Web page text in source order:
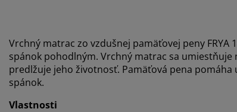
Vrchný matrac zo vzdušnej pamäťovej peny FRYA
spánok pohodlným. Vrchný matrac sa
predlžuje jeho životnosť. Pamäťová pena
spánok.
Vlastnosti